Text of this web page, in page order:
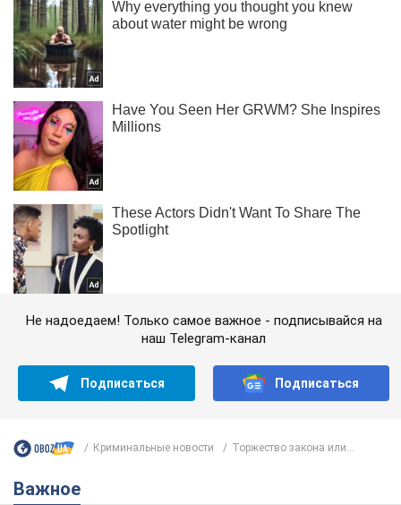
Не надоедаем! Только самое важное - подписывайся на
наш Telegram-канал
Подписаться Подписаться
Криминальные новости Торжество закона или...
Важное